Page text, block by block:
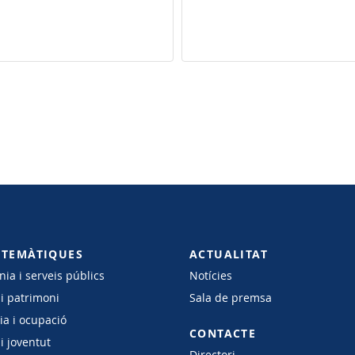
i serveis públics
patrimoni
i ocupació
joventut
ACTUALITAT
Notícies
Sala de premsa
CONTACTE